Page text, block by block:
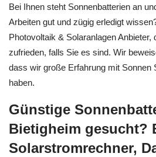
Bei Ihnen steht Sonnenbatterien an
Arbeiten gut und zügig erledigt
Photovoltaik & Solaranlagen Anbieter,
zufrieden, falls Sie es sind. Wir
dass wir große Erfahrung mit Sonnen
haben.
Günstige
Bietigheim gesucht?
Solarstromrechner,